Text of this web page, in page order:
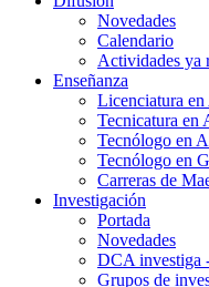
Novedades
Calendario
Actividades ya
Enseñanza
Licenciatura
Tecnicatura en
Tecnólogo en
Tecnólogo en
Carreras de
Investigación
Portada
Novedades
DCA investiga
Grupos de